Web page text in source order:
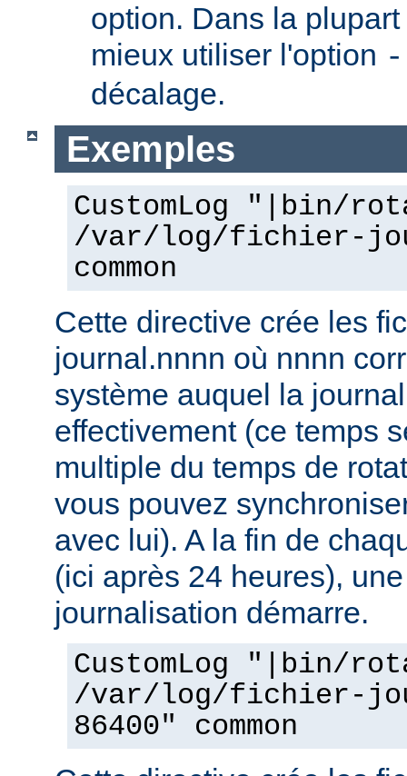
option. Dans la
mieux utiliser l'option
décalage.
Exemples
CustomLog "|bin/
/var/log/fichier-
common
Cette directive crée les
journal.nnnn où nnnn
système auquel la
effectivement (ce temps
multiple du temps de
vous pouvez
avec lui). A la fin de
(ici après 24 heures),
journalisation démarre.
CustomLog "|bin/
/var/log/fichier-
86400" common